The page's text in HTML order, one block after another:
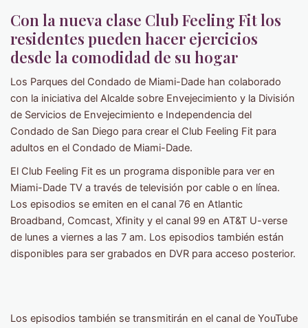
Con la nueva clase Club Feeling Fit los
residentes pueden hacer ejercicios
desde la comodidad de su hogar
Los Parques del Condado de Miami-Dade han colaborado
con la iniciativa del Alcalde sobre Envejecimiento y la División
de Servicios de Envejecimiento e Independencia del
Condado de San Diego para crear el Club Feeling Fit para
adultos en el Condado de Miami-Dade.
El Club Feeling Fit es un programa disponible para ver en
Miami-Dade TV a través de televisión por cable o en línea.
Los episodios se emiten en el canal 76 en Atlantic
Broadband, Comcast, Xfinity y el canal 99 en AT&T U-verse
de lunes a viernes a las 7 am. Los episodios también están
disponibles para ser grabados en DVR para acceso posterior.
Los episodios también se transmitirán en el canal de YouTube